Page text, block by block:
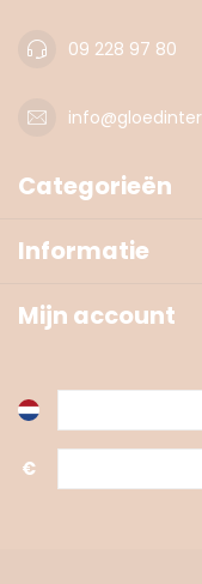
09 228 97 80
Categorieën
Informatie
Mijn account
€